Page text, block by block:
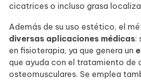
cicatrices o incluso grasa
Además de su uso estético, el
diversas aplicaciones médicas:
en fisioterapia, ya que genera un
que ayuda con el tratamiento de
osteomusculares. Se emplea